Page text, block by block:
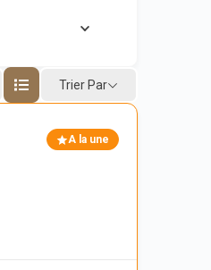
Trier Par
A la une